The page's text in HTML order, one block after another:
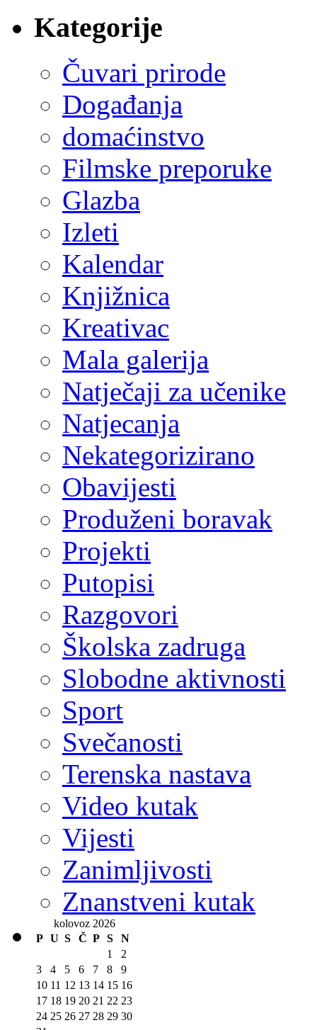
Kategorije
Čuvari prirode
Događanja
domaćinstvo
Filmske preporuke
Glazba
Izleti
Kalendar
Knjižnica
Kreativac
Mala galerija
Natječaji za učenike
Natjecanja
Nekategorizirano
Obavijesti
Produženi boravak
Projekti
Putopisi
Razgovori
Školska zadruga
Slobodne aktivnosti
Sport
Svečanosti
Terenska nastava
Video kutak
Vijesti
Zanimljivosti
Znanstveni kutak
kolovoz 2026
P U S Č P S
N
1
2
3
4 5 6 7 8
9
10 11 12 13 14 15 16
17 18 19 20 21 22 23
24 25 26 27 28 29 30